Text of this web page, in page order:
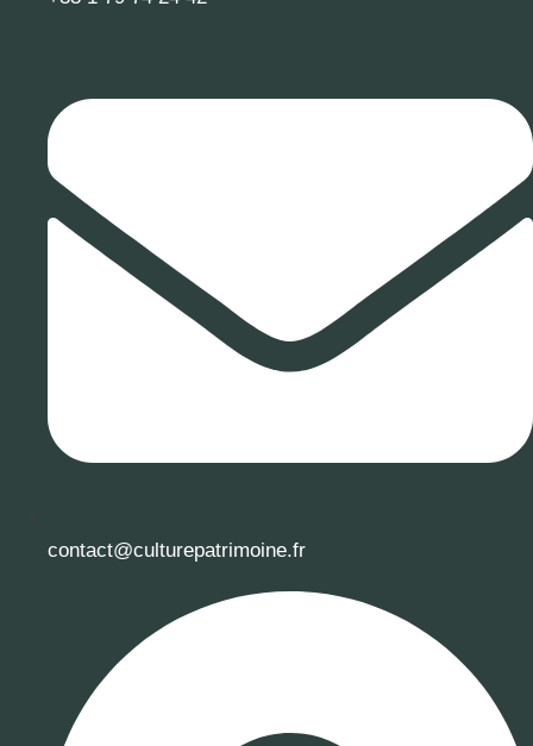
contact@culturepatrimoine.fr